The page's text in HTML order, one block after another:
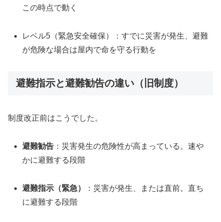
この時点で動く
レベル5（緊急安全確保）：すでに災害が発生、避難
が危険な場合は屋内で命を守る行動を
避難指示と避難勧告の違い（旧制度）
制度改正前はこうでした。
避難勧告 ：災害発生の危険性が高まっている。速や
かに避難する段階
避難指示（緊急）
：災害が発生、または直前。直ち
に避難する段階